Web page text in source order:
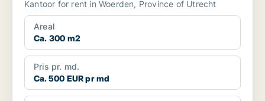
Kantoor for rent in Woerden, Province of Utrecht
Areal
Ca. 300 m2
Pris pr. md.
Ca. 500 EUR pr md